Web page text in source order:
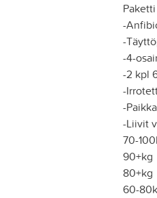
-
-
-4-
-2 kpl
-
-
-Liivit
70-
90+kg
80+kg
60-